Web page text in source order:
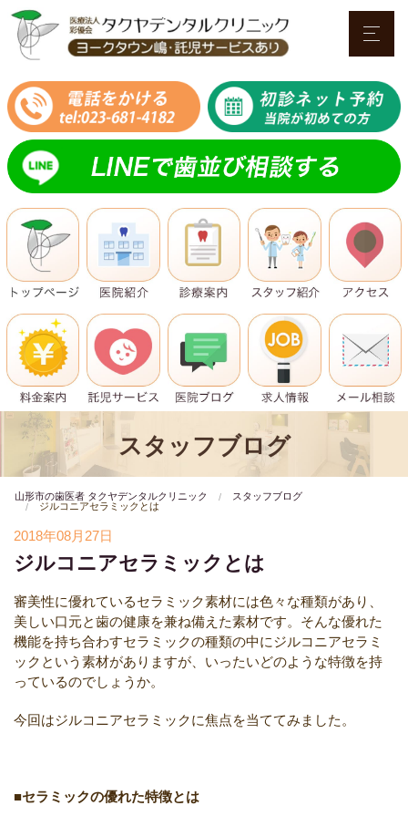
スタッフブログ
山形市の歯医者 タクヤデンタルクリニック
スタッフブログ
ジルコニアセラミックとは
2018年08月27日
ジルコニアセラミックとは
審美性に優れているセラミック素材には色々な種類があり、
美しい口元と歯の健康を兼ね備えた素材です。そんな優れた
機能を持ち合わすセラミックの種類の中にジルコニアセラミ
ックという素材がありますが、いったいどのような特徴を持
っているのでしょうか。
今回はジルコニアセラミックに焦点を当ててみました。
■セラミックの優れた特徴とは